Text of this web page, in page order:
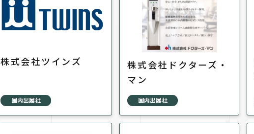
株式会社ツインズ
国内出展社
株式会社ドクターズ・
マン
国内出展社